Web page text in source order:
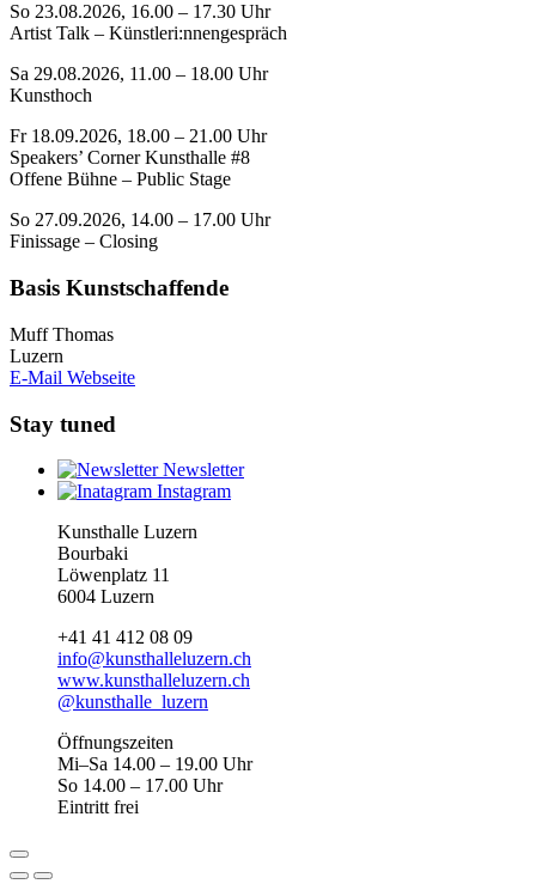
So 23.08.2026, 16.00 – 17.30 Uhr
Artist Talk – Künstleri:nnengespräch
Sa 29.08.2026, 11.00 – 18.00 Uhr
Kunsthoch
Fr 18.09.2026, 18.00 – 21.00 Uhr
Speakers’ Corner Kunsthalle #8
Offene Bühne – Public Stage
So 27.09.2026, 14.00 – 17.00 Uhr
Finissage – Closing
Basis Kunstschaffende
Muff Thomas
Luzern
E-Mail Webseite
Stay tuned
Newsletter
Instagram
Kunsthalle Luzern
Bourbaki
Löwenplatz 11
6004 Luzern
+41 41 412 08 09
info@kunsthalleluzern.ch
www.kunsthalleluzern.ch
@kunsthalle_luzern
Öffnungszeiten
Mi–Sa 14.00 – 19.00 Uhr
So 14.00 – 17.00 Uhr
Eintritt frei